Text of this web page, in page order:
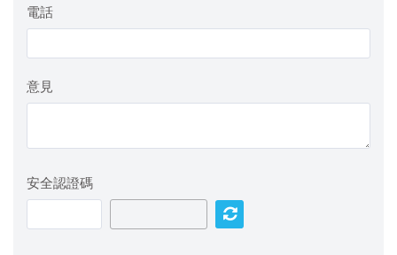
電話
意見
安全認證碼